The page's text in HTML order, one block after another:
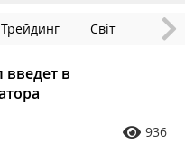
Трейдинг Світ
в
936